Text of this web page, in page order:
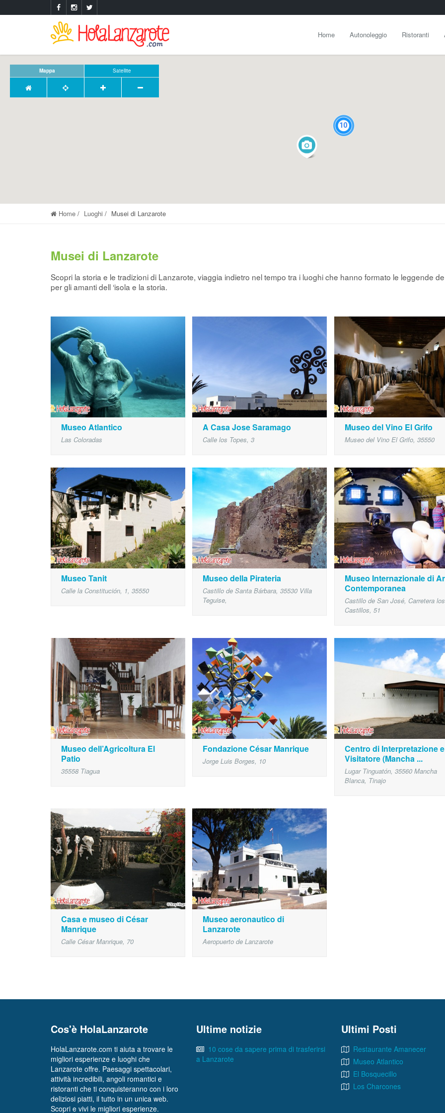
Home Autonoleggio Ristoranti
10
Mappa Satellite
Home Luoghi Musei di Lanzarote
Musei di Lanzarote
Scopri la storia e le tradizioni di Lanzarote, viaggia indietro nel tempo tra i luoghi che hanno formato le leggende
per gli amanti dell ‘isola e la storia.
Museo Atlantico
Las Coloradas
A Casa Jose Saramago
Calle los Topes, 3
Museo del Vino El Grifo
Museo del Vino El Grifo, 35550
Museo Tanit
Calle la Constitución, 1, 35550
Museo della Pirateria
Castillo de Santa Bárbara, 35530 Villa
Teguise,
Museo Internazionale di
Contemporanea
Castillo de San José, Carretera los
Castillos, 51
Museo dell’Agricoltura El
Patio
35558 Tiagua
Fondazione César Manrique
Jorge Luis Borges, 10
Centro di Interpretazione
Visitatore (Mancha ...
Lugar Tinguatón, 35560 Mancha
Blanca, Tinajo
Casa e museo di César
Manrique
Calle César Manrique, 70
Museo aeronautico di
Lanzarote
Aeropuerto de Lanzarote
Cos'è HolaLanzarote
HolaLanzarote.com ti aiuta a trovare le
migliori esperienze e luoghi che
Lanzarote offre. Paesaggi spettacolari,
attività incredibili, angoli romantici e
ristoranti che ti conquisteranno con i loro
deliziosi piatti, il tutto in un unica web.
Scopri e vivi le migliori esperienze.
Ultime notizie
10 cose da sapere prima di trasferirsi
a Lanzarote
Ultimi Posti
Restaurante Amanecer
Museo Atlantico
El Bosquecillo
Los Charcones